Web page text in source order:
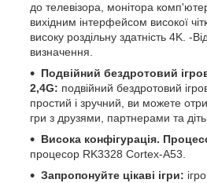
до телевізора, монітора
вихідним інтерфейсом високої
високу роздільну здатність 4K. -
визначення.
Подвійний бездротовий
2,4G: подвійний бездротовий
простий і зручний, ви можете
гри з друзями, партнерами та
Висока конфігурація.
процесор RK3328 Cortex-A53.
Запропонуйте цікаві ігри: